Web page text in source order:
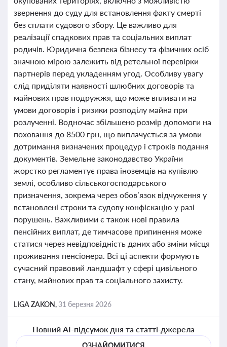
звернення до суду для встановлення факту смерті
без сплати судового збору. Це важливо для
реалізації спадкових прав та соціальних виплат
родичів. Юридична безпека бізнесу та фізичних осіб
значною мірою залежить від ретельної перевірки
партнерів перед укладенням угод. Особливу увагу
слід приділяти наявності шлюбних договорів та
майнових прав подружжя, що може впливати на
умови договорів і ризики розподілу майна при
розлученні. Водночас збільшено розмір допомоги на
поховання до 8500 грн, що виплачується за умови
дотримання визначених процедур і строків подання
документів. Земельне законодавство України
жорстко регламентує права іноземців на купівлю
землі, особливо сільськогосподарського
призначення, зокрема через обов’язок відчуження у
встановлені строки та судову конфіскацію у разі
порушень. Важливими є також нові правила
пенсійних виплат, де тимчасове припинення може
статися через невідповідність даних або зміни місця
проживання пенсіонера. Всі ці аспекти формують
сучасний правовий ландшафт у сфері цивільного
стану, майнових прав та соціального захисту.
LIGA ZAKON,31 березня 2026
Повний AI-підсумок дня та статті-джерела
ОЗНАЙОМИТИСЯ